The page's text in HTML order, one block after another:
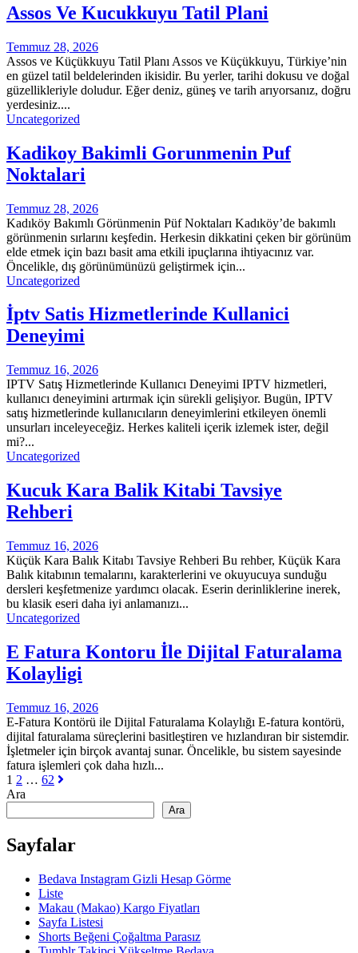
Assos Ve Kucukkuyu Tatil Plani
Temmuz 28, 2026
Assos ve Küçükkuyu Tatil Planı Assos ve Küçükkuyu, Türkiye’nin
en güzel tatil beldelerinden ikisidir. Bu yerler, tarihi dokusu ve doğal
güzellikleriyle doludur. Eğer deniz, güneş ve tarih arıyorsanız, doğru
yerdesiniz....
Uncategorized
Kadikoy Bakimli Gorunmenin Puf
Noktalari
Temmuz 28, 2026
Kadıköy Bakımlı Görünmenin Püf Noktaları Kadıköy’de bakımlı
görünmenin sırlarını keşfedin. Herkesin dikkatini çeken bir görünüm
elde etmek için bazı basit ama etkili ipuçlarına ihtiyacınız var.
Öncelikle, dış görünümünüzü geliştirmek için...
Uncategorized
İptv Satis Hizmetlerinde Kullanici
Deneyimi
Temmuz 16, 2026
IPTV Satış Hizmetlerinde Kullanıcı Deneyimi IPTV hizmetleri,
kullanıcı deneyimini artırmak için sürekli gelişiyor. Bugün, IPTV
satış hizmetlerinde kullanıcıların deneyimlerini etkileyen önemli
unsurları inceleyeceğiz. Herkes kaliteli içerik izlemek ister, değil
mi?...
Uncategorized
Kucuk Kara Balik Kitabi Tavsiye
Rehberi
Temmuz 16, 2026
Küçük Kara Balık Kitabı Tavsiye Rehberi Bu rehber, Küçük Kara
Balık kitabının temalarını, karakterlerini ve okuyucuya sunduğu
dersleri keşfetmenize yardımcı olacak. Eserin derinliklerine inerek,
bu klasik eseri daha iyi anlamanızı...
Uncategorized
E Fatura Kontoru İle Dijital Faturalama
Kolayligi
Temmuz 16, 2026
E-Fatura Kontörü ile Dijital Faturalama Kolaylığı E-fatura kontörü,
dijital faturalama süreçlerini basitleştiren ve hızlandıran bir sistemdir.
İşletmeler için birçok avantaj sunar. Öncelikle, bu sistem sayesinde
fatura işlemleri çok daha hızlı...
Yazı
sayfalaması
1 2 … 62
Ara
Ara
Sayfalar
Bedava Instagram Gizli Hesap Görme
Liste
Makau (Makao) Kargo Fiyatları
Sayfa Listesi
Shorts Beğeni Çoğaltma Parasız